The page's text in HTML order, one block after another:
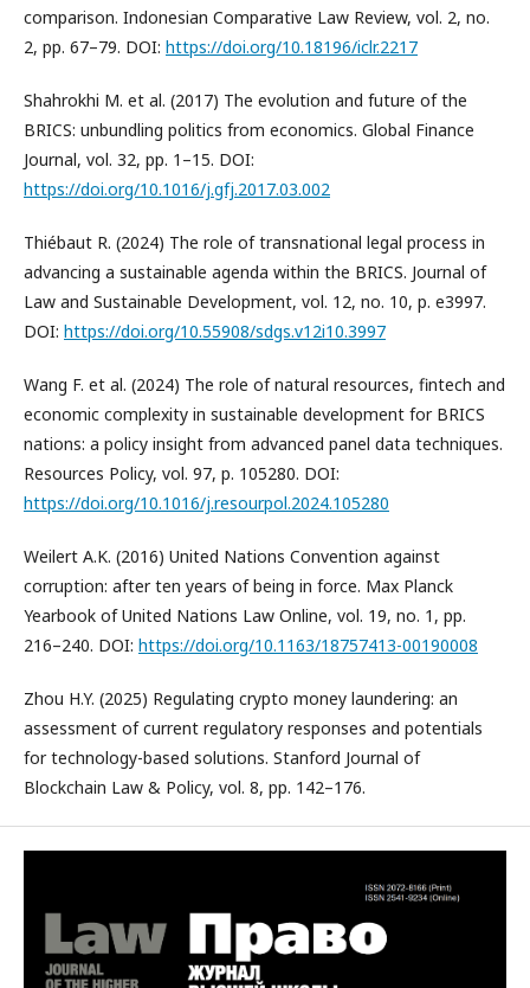
comparison. Indonesian Comparative Law Review, vol. 2, no.
2, pp. 67–79. DOI: https://doi.org/10.18196/iclr.2217
Shahrokhi M. et al. (2017) The evolution and future of the
BRICS: unbundling politics from economics. Global Finance
Journal, vol. 32, pp. 1–15. DOI:
https://doi.org/10.1016/j.gfj.2017.03.002
Thiébaut R. (2024) The role of transnational legal process in
advancing a sustainable agenda within the BRICS. Journal of
Law and Sustainable Development, vol. 12, no. 10, p. e3997.
DOI: https://doi.org/10.55908/sdgs.v12i10.3997
Wang F. et al. (2024) The role of natural resources, fintech and
economic complexity in sustainable development for BRICS
nations: a policy insight from advanced panel data techniques.
Resources Policy, vol. 97, p. 105280. DOI:
https://doi.org/10.1016/j.resourpol.2024.105280
Weilert A.K. (2016) United Nations Convention against
corruption: after ten years of being in force. Max Planck
Yearbook of United Nations Law Online, vol. 19, no. 1, pp.
216–240. DOI: https://doi.org/10.1163/18757413-00190008
Zhou H.Y. (2025) Regulating crypto money laundering: an
assessment of current regulatory responses and potentials
for technology-based solutions. Stanford Journal of
Blockchain Law & Policy, vol. 8, pp. 142–176.